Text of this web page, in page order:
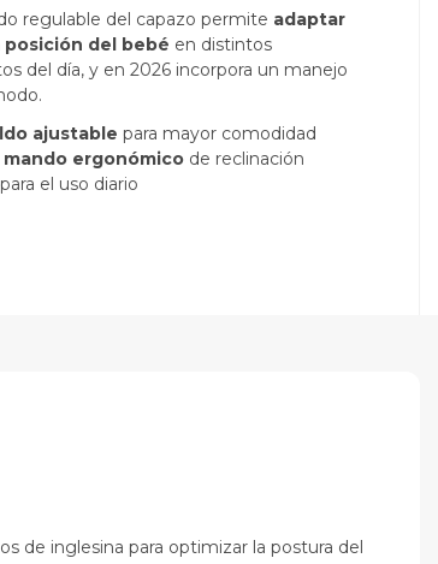
regulable del capazo permite adaptar
posición del bebé en distintos
del día, y en 2026 incorpora un manejo
ajustable para mayor comodidad
mando ergonómicode reclinación
el uso diario